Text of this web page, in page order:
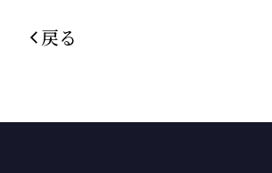
戻る